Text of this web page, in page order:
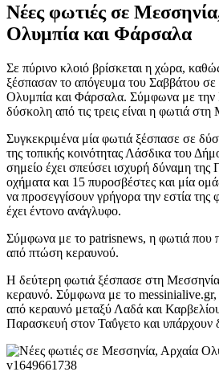
Νέες φωτιές σε
Ολυμπία και Φάρσαλα
Σε πύρινο κλοιό βρίσκεται η χώρα,
ξέσπασαν το απόγευμα του Σαββάτου
Ολυμπία και Φάρσαλα. Σύμφωνα με την
δύσκολη από τις τρεις είναι η φωτιά
Συγκεκριμένα μία φωτιά ξέσπασε σε
της τοπικής κοινότητας Λάσδικα του
σημείο έχει σπεύσει ισχυρή δύναμη της
οχήματα και 15 πυροσβέστες και μία
να προσεγγίσουν γρήγορα την εστία της
έχει έντονο ανάγλυφο.
Σύμφωνα με το patrisnews, η φωτιά που
από πτώση κεραυνού.
Η δεύτερη φωτιά ξέσπασε στη
κεραυνό. Σύμφωνα με το
από κεραυνό μεταξύ Λαδά και
Παρασκευή στον Ταΰγετο και υπάρχουν